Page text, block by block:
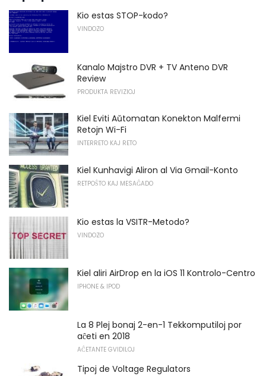
Kio estas STOP-kodo?
VINDOZO
Kanalo Majstro DVR + TV Anteno DVR
Review
PRODUKTA REVIZIOJ
Kiel Eviti Aŭtomatan Konekton Malfermi
Retojn Wi-Fi
INTERRETO KAJ RETO
Kiel Kunhavigi Aliron al Via Gmail-Konto
RETPOŜTO KAJ MESAĜADO
Kio estas la VSITR-Metodo?
VINDOZO
Kiel aliri AirDrop en la iOS 11 Kontrolo-Centro
IPHONE & IPOD
La 8 Plej bonaj 2-en-1 Tekkomputiloj por
aĉeti en 2018
AĈETANTE GVIDILOJ
Tipoj de Voltage Regulators